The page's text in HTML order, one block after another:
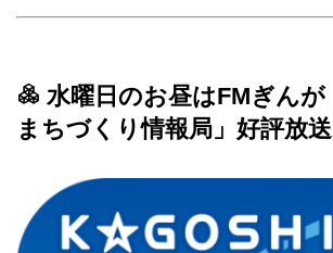
水曜日のお昼はFMぎんが
まちづくり情報局」好評放送